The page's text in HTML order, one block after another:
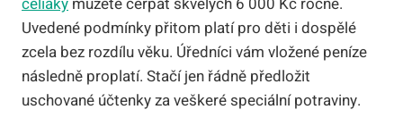
Uvedené podmínky přitom platí pro děti i dospělé
zcela bez rozdílu věku. Úředníci vám vložené peníze
následně proplatí. Stačí jen řádně předložit
uschované účtenky za veškeré speciální potraviny.